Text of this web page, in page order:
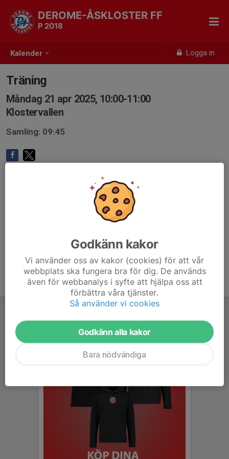
Kalender Logga in
DEROME-ÅSKLOSTER FF
P 2018
Träning
Måndag 21 apr 2025, 10:00-11:00
Klostervallen
Samling: 09:45
Godkänn kakor
Vi använder oss av kakor (cookies) för att vår
webbplats ska fungera bra för dig. De används
även för webbanalys i syfte att hjälpa oss att
förbättra våra tjänster.
Så använder vi cookies
Godkänn alla kakor
Bara nödvändiga